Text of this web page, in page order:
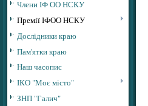
Члени ІФ ОО НСКУ
Премії ІФОО НСКУ
Дослідники краю
Пам'ятки краю
Наш часопис
ІКО "Моє місто"
ЗНП "Галич"